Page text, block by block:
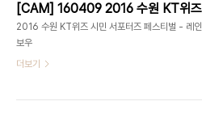
2016 수원 KT위즈 시민 서포터즈 페스티벌 - 레인
보우
더보기